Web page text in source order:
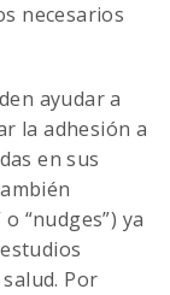
necesarios
ayudar a
la adhesión a
en sus
“nudges”) ya
Por